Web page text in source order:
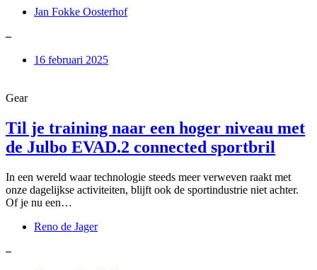
Jan Fokke Oosterhof
–
16 februari 2025
Gear
Til je training naar een hoger niveau met
de Julbo EVAD.2 connected sportbril
In een wereld waar technologie steeds meer verweven raakt met
onze dagelijkse activiteiten, blijft ook de sportindustrie niet achter.
Of je nu een…
Reno de Jager
–